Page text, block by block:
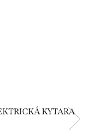
KYTARA